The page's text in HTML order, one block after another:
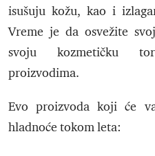
isušuju kožu, kao i
Vreme je da osvežite
svoju kozmetičku
proizvodima.
Evo proizvoda koji će
hladnoće tokom leta: